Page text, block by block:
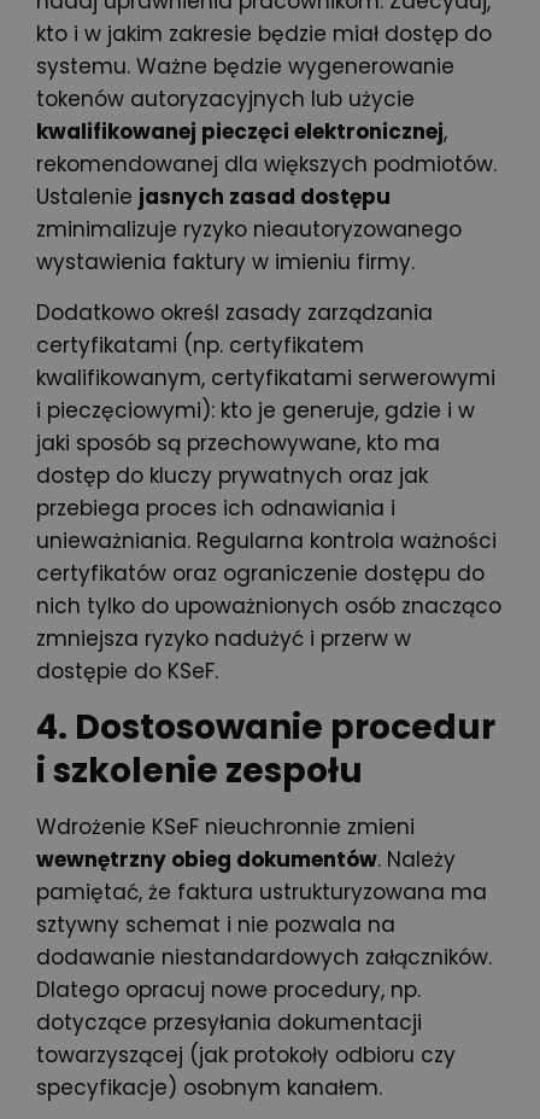
kto i w jakim zakresie będzie miał dostęp do
systemu. Ważne będzie wygenerowanie
tokenów autoryzacyjnych lub użycie
kwalifikowanej pieczęci elektronicznej,
rekomendowanej dla większych podmiotów.
Ustalenie jasnych zasad dostępu
zminimalizuje ryzyko nieautoryzowanego
wystawienia faktury w imieniu firmy.
Dodatkowo określ zasady zarządzania
certyfikatami (np. certyfikatem
kwalifikowanym, certyfikatami serwerowymi
i pieczęciowymi): kto je generuje, gdzie i w
jaki sposób są przechowywane, kto ma
dostęp do kluczy prywatnych oraz jak
przebiega proces ich odnawiania i
unieważniania. Regularna kontrola ważności
certyfikatów oraz ograniczenie dostępu do
nich tylko do upoważnionych osób znacząco
zmniejsza ryzyko nadużyć i przerw w
dostępie do KSeF.
4. Dostosowanie procedur
i szkolenie zespołu
Wdrożenie KSeF nieuchronnie zmieni
wewnętrzny obieg dokumentów. Należy
pamiętać, że faktura ustrukturyzowana ma
sztywny schemat i nie pozwala na
dodawanie niestandardowych załączników.
Dlatego opracuj nowe procedury, np.
dotyczące przesyłania dokumentacji
towarzyszącej (jak protokoły odbioru czy
specyfikacje) osobnym kanałem.